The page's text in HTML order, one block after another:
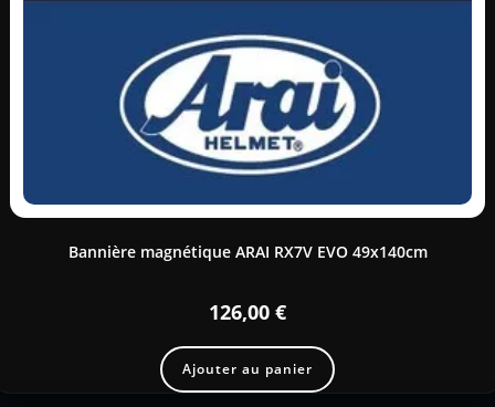
Bannière magnétique ARAI RX7V EVO 49x140cm
126,00 €
Ajouter au panier